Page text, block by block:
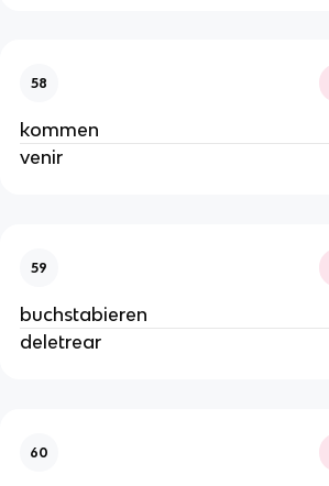
58
kommen
venir
59
buchstabieren
deletrear
60